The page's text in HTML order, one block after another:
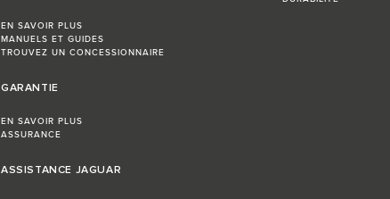
EN SAVOIR PLUS
MANUELS ET GUIDES
TROUVEZ UN CONCESSIONNAIRE
GARANTIE
EN SAVOIR PLUS
ASSURANCE
ASSISTANCE JAGUAR